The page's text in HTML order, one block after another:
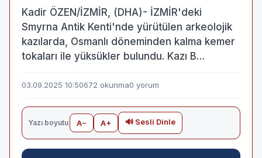
Kadir ÖZEN/İZMİR, (DHA)- İZMİR'deki
Smyrna Antik Kenti'nde yürütülen arkeolojik
kazılarda, Osmanlı döneminden kalma kemer
tokaları ile yüksükler bulundu. Kazı B…
03.09.2025 10:50672 okunma0 yorum
Yazı boyutu A− A+ 🔊 Sesli Dinle